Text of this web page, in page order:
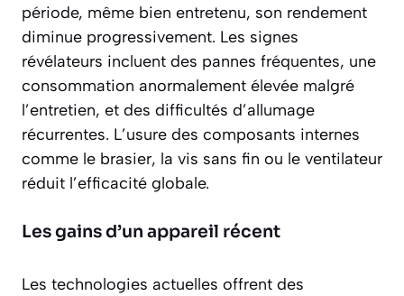
période, même bien entretenu, son rendement
diminue progressivement. Les signes
révélateurs incluent des pannes fréquentes, une
consommation anormalement élevée malgré
l’entretien, et des difficultés d’allumage
récurrentes. L’usure des composants internes
comme le brasier, la vis sans fin ou le ventilateur
réduit l’efficacité globale.
Les gains d’un appareil récent
Les technologies actuelles offrent des